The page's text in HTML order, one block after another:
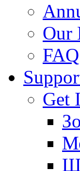
Our
FAQ
Get